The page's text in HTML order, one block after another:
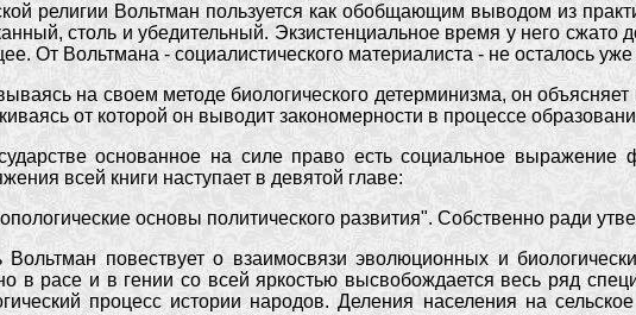
религии Вольтман пользуется как обобщающим выводом из
столь и убедительный. Экзистенциальное время у него сжато
От Вольтмана - социалистического материалиста - не осталось
на своем методе биологического детерминизма, он
от которой он выводит закономерности в процессе
основанное на силе право есть социальное выражение
всей книги наступает в девятой главе:
основы политического развития". Собственно ради
Вольтман повествует о взаимосвязи эволюционных и
в расе и в гении со всей яркостью высвобождается весь ряд
процесс истории народов. Деления населения на